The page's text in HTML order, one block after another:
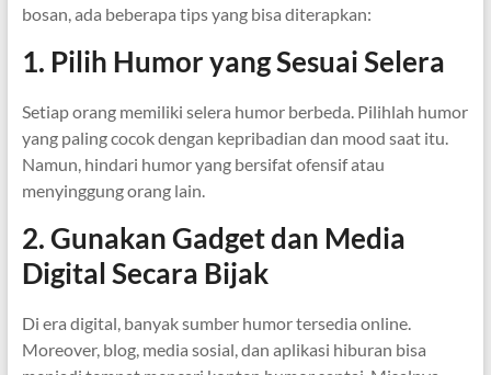
bosan, ada beberapa tips yang bisa diterapkan:
1. Pilih Humor yang Sesuai Selera
Setiap orang memiliki selera humor berbeda. Pilihlah humor
yang paling cocok dengan kepribadian dan mood saat itu.
Namun, hindari humor yang bersifat ofensif atau
menyinggung orang lain.
2. Gunakan Gadget dan Media
Digital Secara Bijak
Di era digital, banyak sumber humor tersedia online.
Moreover, blog, media sosial, dan aplikasi hiburan bisa